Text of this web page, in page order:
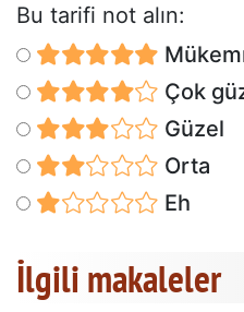
Bu tarifi not alın:
Çok
Güzel
Orta
Eh
İlgili makaleler